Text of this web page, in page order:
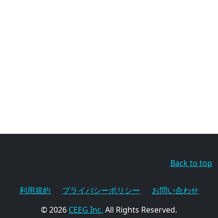
Back to top
利用規約 プライバシーポリシー
お問い合わせ
© 2026 CEEG Inc. All Rights Reserved.